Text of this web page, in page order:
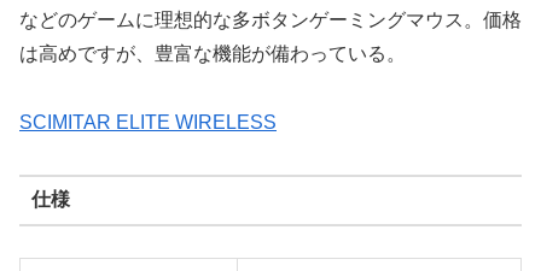
などのゲームに理想的な多ボタンゲーミングマウス。価格
は高めですが、豊富な機能が備わっている。
SCIMITAR ELITE WIRELESS
仕様